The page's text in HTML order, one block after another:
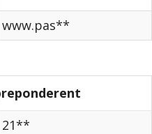
www.pas**
21**